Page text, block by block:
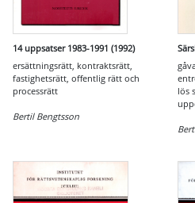
14 uppsatser 1983-1991 (1992)
ersättningsrätt, kontraktsrätt,
fastighetsrätt, offentlig rätt och
processrätt
Bertil Bengtsson
lös